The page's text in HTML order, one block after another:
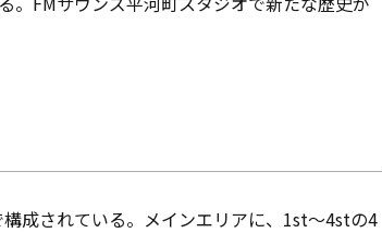
成されている。メインエリアに、1st～4stの4